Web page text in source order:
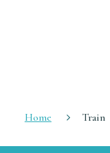
Home Train